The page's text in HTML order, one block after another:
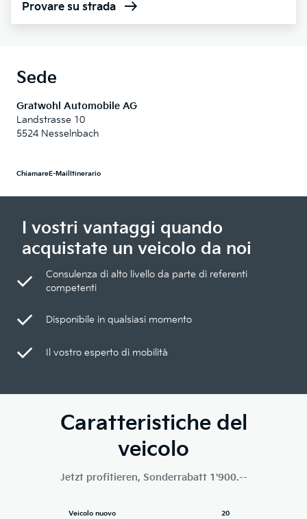
Provare su strada
Sede
Gratwohl Automobile AG
Landstrasse 10
5524 Nesselnbach
ChiamareE-Mail Itinerario
I vostri vantaggi quando
acquistate un veicolo da noi
Consulenza di alto livello da parte di referenti
competenti
Disponibile in qualsiasi momento
Il vostro esperto di mobilità
Caratteristiche del
veicolo
Jetzt profitieren, Sonderrabatt 1'900.--
Veicolo nuovo
20